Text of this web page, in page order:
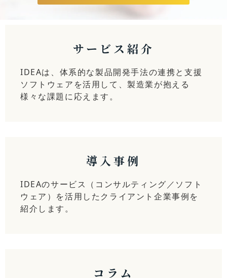
サービス紹介
IDEAは、体系的な製品開発手法の連携と支援
ソフトウェアを活用して、製造業が抱える
様々な課題に応えます。
導入事例
IDEAのサービス（コンサルティング／ソフト
ウェア）を活用したクライアント企業事例を
紹介します。
コラム